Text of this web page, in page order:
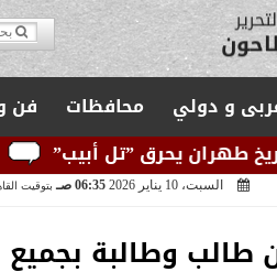
و دولي محافظات فن
وزارة الكهرباء: أبيب”
السبت، 10 يناير 2026 06:35 صـ بتوقيت
طالب وطالبة بجميع